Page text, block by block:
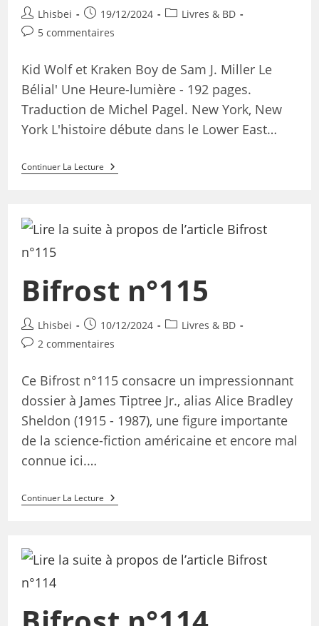
Lhisbei 19/12/2024
Livres & BD
5 commentaires
Kid Wolf et Kraken Boy de Sam J. Miller Le
Bélial' Une Heure-lumière - 192 pages.
Traduction de Michel Pagel. New York, New
York L'histoire débute dans le Lower East…
Continuer La Lecture
Bifrost n°115
Lhisbei 10/12/2024
Livres & BD
2 commentaires
Ce Bifrost n°115 consacre un impressionnant
dossier à James Tiptree Jr., alias Alice Bradley
Sheldon (1915 - 1987), une figure importante
de la science-fiction américaine et encore mal
connue ici.…
Continuer La Lecture